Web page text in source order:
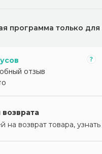
программа только
отзыв
возврата
на возврат товара, узнать